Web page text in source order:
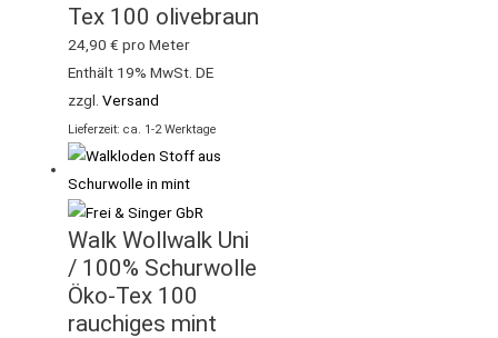
Tex 100 olivebraun
24,90€ pro Meter
Enthält 19% MwSt. DE
zzgl.Versand
Lieferzeit: ca. 1-2 Werktage
Walk Wollwalk Uni
/ 100% Schurwolle
Öko-Tex 100
rauchiges mint